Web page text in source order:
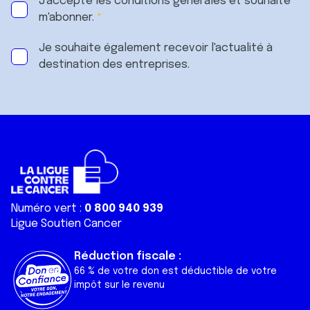
m'abonner.
Je souhaite également recevoir l'actualité à
destination des entreprises.
Numéro vert : 0 800 940 939
Ligue Soutien Cancer
Réduction fiscale :
66 % de votre don est déductible de votre
impôt sur le revenu